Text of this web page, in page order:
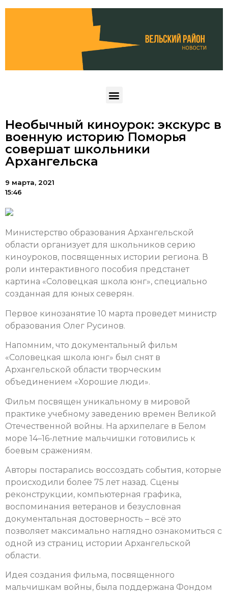
Необычный киноурок: экскурс в
военную историю Поморья
совершат школьники
Архангельска
9 марта, 2021
15:46
Министерство образования Архангельской
области организует для школьников серию
киноуроков, посвященных истории региона. В
роли интерактивного пособия предстанет
картина «Соловецкая школа юнг», специально
созданная для юных северян.
Первое кинозанятие 10 марта проведет министр
образования Олег Русинов.
Напомним, что документальный фильм
«Соловецкая школа юнг» был снят в
Архангельской области творческим
объединением «Хорошие люди».
Фильм посвящен уникальному в мировой
практике учебному заведению времен Великой
Отечественной войны. На архипелаге в Белом
море 14–16-летние мальчишки готовились к
боевым сражениям.
Авторы постарались воссоздать события, которые
происходили более 75 лет назад. Сцены
реконструкции, компьютерная графика,
воспоминания ветеранов и безусловная
документальная достоверность – всё это
позволяет максимально наглядно ознакомиться с
одной из страниц истории Архангельской
области.
Идея создания фильма, посвященного
мальчишкам войны, была поддержана Фондом